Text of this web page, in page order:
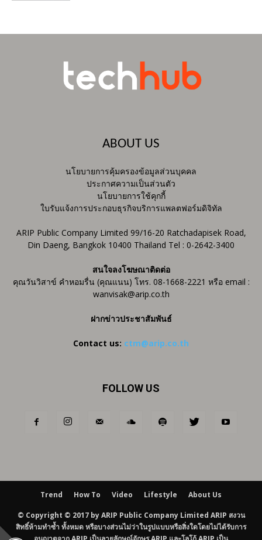
ABOUT US
นโยบายการคุ้มครองข้อมูลส่วนบุคคล
ประกาศความเป็นส่วนตัว
นโยบายการใช้คุกกี้
ใบรับแจ้งการประกอบธุรกิจบริการแพลตฟอร์มดิจิทัล
ARIP Public Company Limited 99/16-20 Ratchadapisek Road,
Din Daeng, Bangkok 10400 Thailand Tel : 0-2642-3400
สนใจลงโฆษณาติดต่อ
คุณวันวิสาข์ คำหอมรื่น (คุณแนน) โทร. 08-1668-2221 หรือ email :
wanvisak@arip.co.th
ฝากข่าวประชาสัมพันธ์
Contact us: ctm@arip.co.th
FOLLOW US
Trend How To Video Lifestyle About Us
© Copyright © 2017 by ARIP Public Company Limited ARIP สงวน
สิทธิ์ห้ามทำซ้ำ ทั้งหมด หรือบางส่วนไม่ว่าในรูปแบบหรือสิ่งใดโดยไม่ได้รับการ